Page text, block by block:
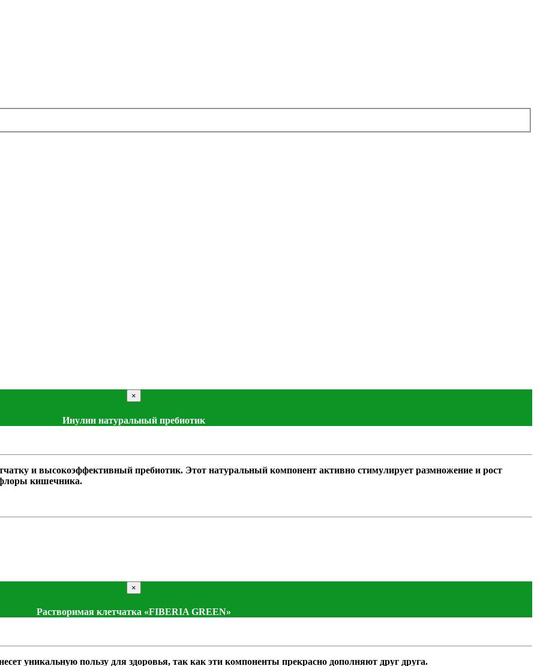
×
Инулин натуральный пребиотик
и высокоэффективный пребиотик. Этот натуральный компонент активно стимулирует размножение и рост
кишечника.
×
Растворимая клетчатка «FIBERIA GREEN»
уникальную пользу для здоровья, так как эти компоненты прекрасно дополняют друг друга.